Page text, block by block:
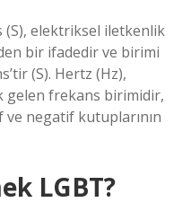
(S), elektriksel iletkenlik
bir ifadedir ve birimi
(S). Hertz (Hz),
gelen frekans birimidir,
negatif kutuplarının
LGBT?